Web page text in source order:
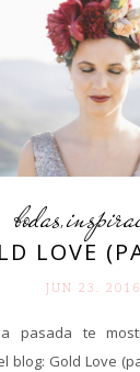
bodas,
LOVE
JUN 23. 2016
pasada te
blog: Gold Love